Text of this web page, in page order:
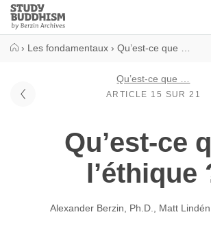
Close
Study
Buddhism
› Les fondamentaux › Qu’est-ce que …
Qu’est-ce que …
ARTICLE 15 SUR 21
Qu’est-ce
l’éthique
Alexander Berzin, Ph.D. Matt Lindén